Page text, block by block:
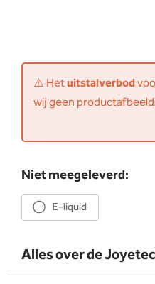
⚠️ Hetuitstalverbod
wij geen
Niet meegeleverd:
E-liquid
Alles over de